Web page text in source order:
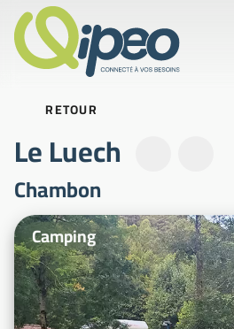
RETOUR
Le Luech
Chambon
Photos d'illustration
Camping